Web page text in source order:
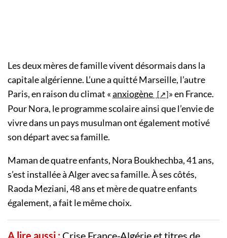
Les deux mères de famille vivent désormais dans la
capitale algérienne. L’une a quitté Marseille, l’autre
Paris, en raison du climat «anxiogène
» en France.
Pour Nora, le programme scolaire ainsi que l’envie de
vivre dans un pays musulman ont également motivé
son départ avec sa famille.
Maman de quatre enfants, Nora Boukhechba, 41 ans,
s’est installée à Alger avec sa famille. À ses côtés,
Raoda Meziani, 48 ans et mère de quatre enfants
également, a fait le même choix.
A lire aussi : Crise France-Algérie et titres de